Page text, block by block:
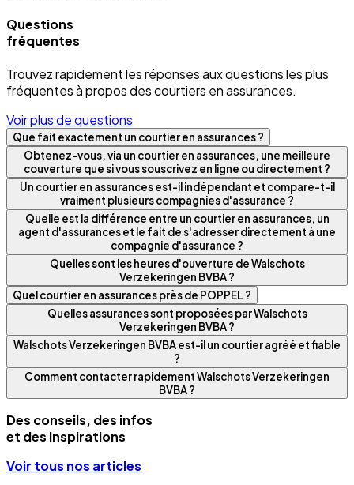
Questions
fréquentes
Trouvez rapidement les réponses aux questions les plus
fréquentes à propos des courtiers en assurances.
Voir plus de questions
Que fait exactement un courtier en assurances ?
Obtenez-vous, via un courtier en assurances, une meilleure
couverture que si vous souscrivez en ligne ou directement ?
Un courtier en assurances est-il indépendant et compare-t-il
vraiment plusieurs compagnies d'assurance ?
Quelle est la différence entre un courtier en assurances, un
agent d'assurances et le fait de s'adresser directement à une
compagnie d'assurance ?
Quelles sont les heures d'ouverture de Walschots
Verzekeringen BVBA ?
Quel courtier en assurances près de POPPEL ?
Quelles assurances sont proposées par Walschots
Verzekeringen BVBA ?
Walschots Verzekeringen BVBA est-il un courtier agréé et fiable
?
Comment contacter rapidement Walschots Verzekeringen
BVBA ?
Des conseils, des infos
et des inspirations
Voir tous nos articles